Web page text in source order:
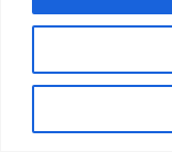
Europrinting